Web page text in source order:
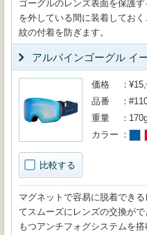
ゴーグルのレンズ表面を保護
を外している間に装着してお
紋の付着を防ぎます。
アルパインゴーグル イ
比較する
価格
品番
重量
カラー
マグネットで容易に脱着でき
てスムーズにレンズの交換が
もつアンチフォグシステムを